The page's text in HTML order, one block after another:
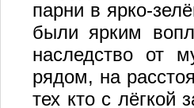
парни в ярко-
были ярким
наследство от
рядом, на
тех кто с лёгкой